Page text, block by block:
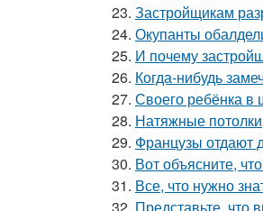
23. Застройщикам
24. Окупанты
25. И почему
26. Когда-нибудь
27. Своего ребёнка в
28. Натяжные
29. Французы отдают
30. Вот объясните,
31. Все, что нужно